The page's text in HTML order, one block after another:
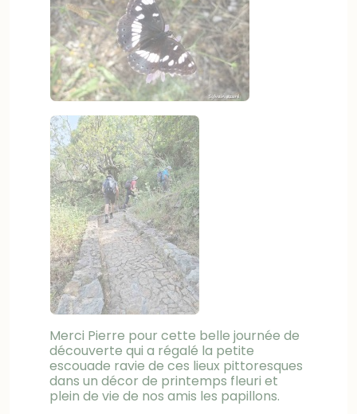
Merci Pierre pour cette belle journée de
découverte qui a régalé la petite
escouade ravie de ces lieux pittoresques
dans un décor de printemps fleuri et
plein de vie de nos amis les papillons.